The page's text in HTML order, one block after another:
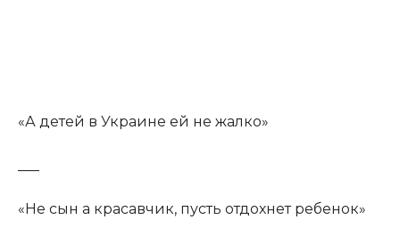
«А детей в Украине ей не жалко»
«Не сын а красавчик, пусть отдохнет ребенок»